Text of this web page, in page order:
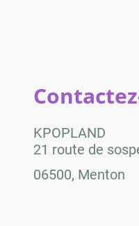
KPOPLAND
21 route de
06500, Menton